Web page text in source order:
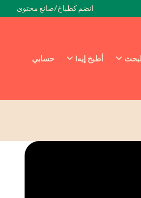
انضم كطباخ/صانع محتوى
أطبخ إيه! حسابي